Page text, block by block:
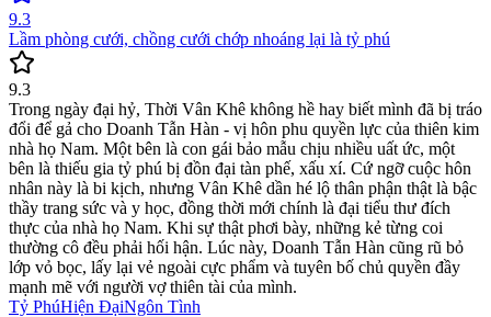
9.3
Lầm phòng cưới, chồng cưới chớp nhoáng lại là tỷ phú
9.3
Trong ngày đại hỷ, Thời Vân Khê không hề hay biết mình đã bị tráo
đổi để gả cho Doanh Tẫn Hàn - vị hôn phu quyền lực của thiên kim
nhà họ Nam. Một bên là con gái bảo mẫu chịu nhiều uất ức, một
bên là thiếu gia tỷ phú bị đồn đại tàn phế, xấu xí. Cứ ngỡ cuộc hôn
nhân này là bi kịch, nhưng Vân Khê dần hé lộ thân phận thật là bậc
thầy trang sức và y học, đồng thời mới chính là đại tiểu thư đích
thực của nhà họ Nam. Khi sự thật phơi bày, những kẻ từng coi
thường cô đều phải hối hận. Lúc này, Doanh Tẫn Hàn cũng rũ bỏ
lớp vỏ bọc, lấy lại vẻ ngoài cực phẩm và tuyên bố chủ quyền đầy
mạnh mẽ với người vợ thiên tài của mình.
Tỷ PhúHiện ĐạiNgôn Tình